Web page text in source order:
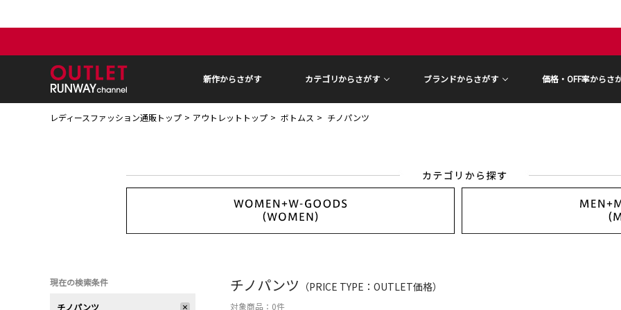
新作からさがす カテゴリからさがす ブランドからさがす 価格・OFF率からさ
レディースファッション通販トップ アウトレットトップ ボトムス チノパンツ
チノパンツ （PRICE TYPE：OUTLET価格）
対象商品： 0件
現在の検索条件
チノパンツ